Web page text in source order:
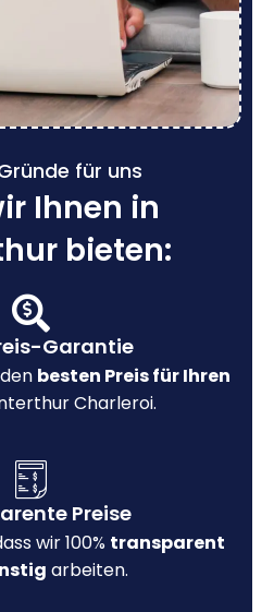
für uns
Ihnen in
bieten:
Garantie
besten Preis für Ihren
Charleroi.
Preise
wir 100% transparent
arbeiten.